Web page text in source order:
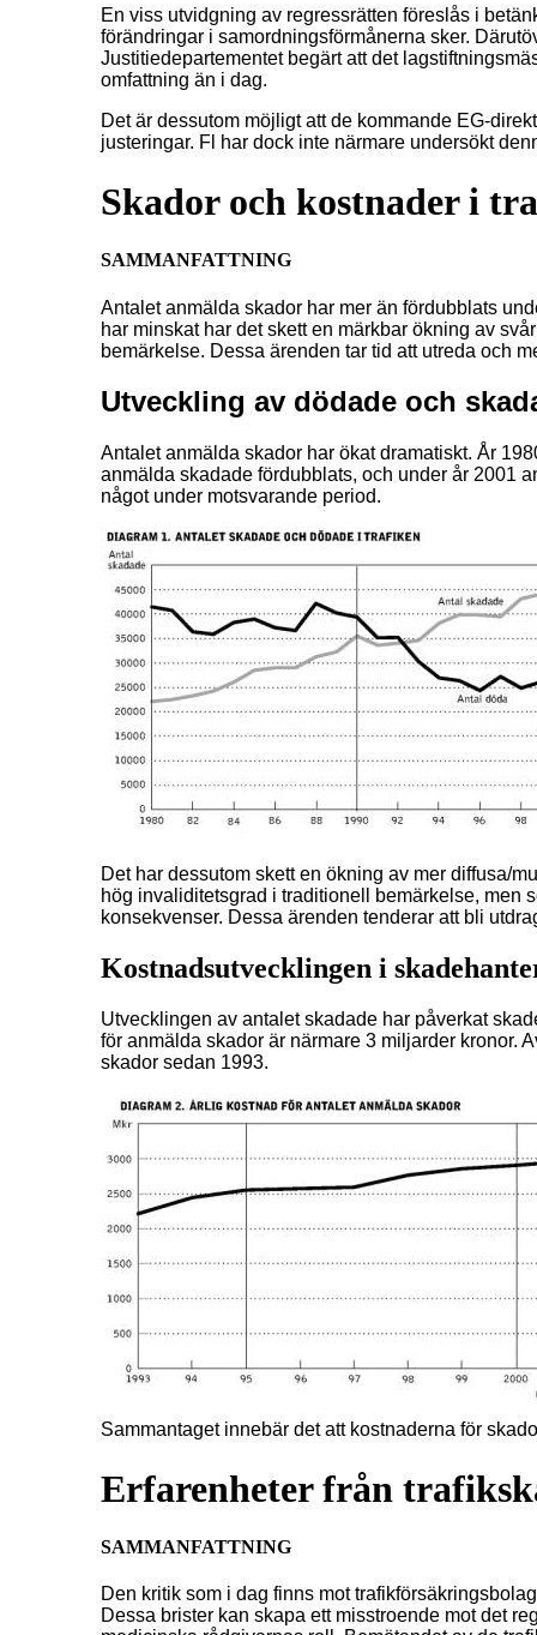
En viss utvidgning av regressrätten föreslås i
förändringar i samordningsförmånerna sker.
Justitiedepartementet begärt att det
omfattning än i dag.
Det är dessutom möjligt att de kommande EG-
justeringar. Fl har dock inte närmare undersökt
Skador och kostnader i
SAMMANFATTNING
Antalet anmälda skador har mer än fördubblats
har minskat har det skett en märkbar ökning av
bemärkelse. Dessa ärenden tar tid att utreda och
Utveckling av dödade och
Antalet anmälda skador har ökat dramatiskt. År
anmälda skadade fördubblats, och under år 2001
något under motsvarande period.
Det har dessutom skett en ökning av mer diffusa/
hög invaliditetsgrad i traditionell bemärkelse, men
konsekvenser. Dessa ärenden tenderar att bli
Kostnadsutvecklingen i
Utvecklingen av antalet skadade har påverkat
för anmälda skador är närmare 3 miljarder kronor.
skador sedan 1993.
Sammantaget innebär det att kostnaderna för
Erfarenheter från
SAMMANFATTNING
Den kritik som i dag finns mot
Dessa brister kan skapa ett misstroende mot det